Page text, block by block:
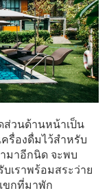
ส่วนด้านหน้าเป็น
ครื่องดื่มไว้สำหรับ
มาอีกนิด จะพบ
เราพร้อมสระว่าย
ขกที่มาพัก